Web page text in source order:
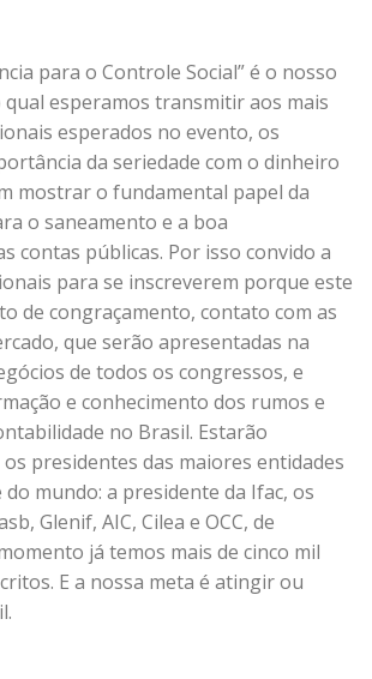
para o Controle Social” é o nosso
esperamos transmitir aos mais
esperados no evento, os
da seriedade com o dinheiro
mostrar o fundamental papel da
o saneamento e a boa
contas públicas. Por isso convido a
para se inscreverem porque este
de congraçamento, contato com as
que serão apresentadas na
de todos os congressos, e
e conhecimento dos rumos e
no Brasil. Estarão
presidentes das maiores entidades
mundo: a presidente da Ifac, os
Glenif, AIC, Cilea e OCC, de
já temos mais de cinco mil
E a nossa meta é atingir ou